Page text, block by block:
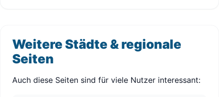
Weitere Städte & regionale
Seiten
Auch diese Seiten sind für viele Nutzer interessant: